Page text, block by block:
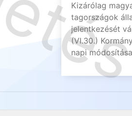
Kizárólag
tagországok
jelentkezését
(VI.30.)
napi